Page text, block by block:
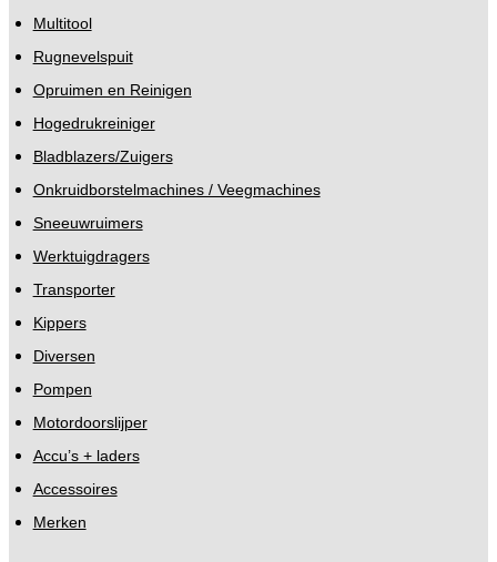
Multitool
Rugnevelspuit
Opruimen en Reinigen
Hogedrukreiniger
Bladblazers/Zuigers
Onkruidborstelmachines / Veegmachines
Sneeuwruimers
Werktuigdragers
Transporter
Kippers
Diversen
Pompen
Motordoorslijper
Accu’s + laders
Accessoires
Merken